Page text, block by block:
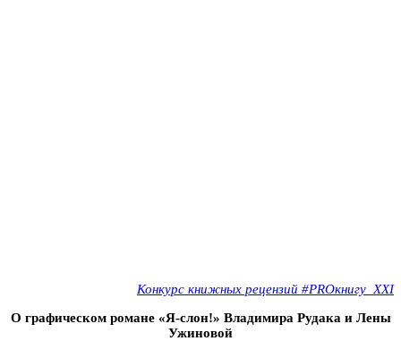
Конкурс книжных рецензий #PROкнигу_XXI
О графическом романе «Я-слон!» Владимира Рудака и Лены
Ужиновой